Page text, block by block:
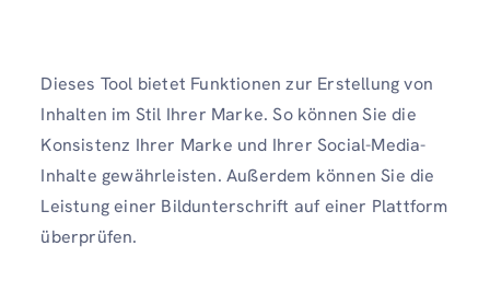
Dieses Tool bietet Funktionen zur Erstellung von
Inhalten im Stil Ihrer Marke. So können Sie die
Konsistenz Ihrer Marke und Ihrer Social-Media-
Inhalte gewährleisten. Außerdem können Sie die
Leistung einer Bildunterschrift auf einer Plattform
überprüfen.